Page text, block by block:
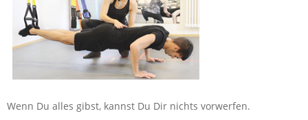
FITNESS
TAGESKARTE
PERSONALTRAINING
Wenn Du alles gibst, kannst Du Dir nichts vorwerfen.